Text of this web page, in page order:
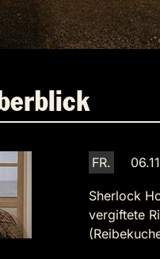
FR.
Sherlock
vergiftete